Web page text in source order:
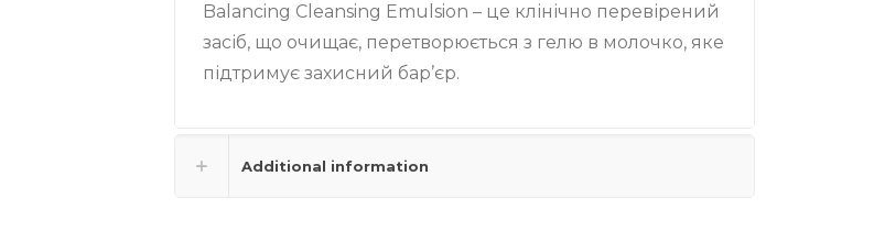
Balancing Cleansing Emulsion – це клінічно перевірений
засіб, що очищає, перетворюється з гелю в молочко, яке
підтримує захисний бар’єр.
Additional information